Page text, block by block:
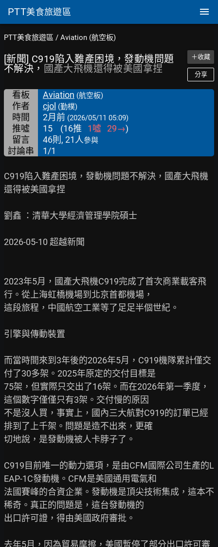
PTT美食旅遊區
PTT美食旅遊區 / Aviation (航空板)
[新聞] C919陷入難產困境，發動機問題
不解決， 國產大飛機還得被美國拿捏
＋收藏
分享
看板 Aviation (航空板)
作者 cjol (勤樸)
時間 2月前 (2026/05/11 05:09)
推噓 15 (16推 1噓 29→)
留言
46則, 21人參與
討論串 1/1
C919陷入難產困境，發動機問題不解決，國產大飛機
還得被美國拿捏
劉鑫 ：清華大學經濟管理學院碩士
2026-05-10 超越新聞
2023年5月，國產大飛機C919完成了首次商業載客飛
行。從上海虹橋機場到北京首都機場，
這段旅程，中國航空工業等了足足半個世紀。
引擎與傳動裝置
而當時間來到3年後的2026年5月，C919機隊累計僅交
付了30多架。2025年原定的交付目標是
75架，但實際只交出了16架。而在2026年第一季度，
這個數字僅僅只有3架。交付慢的原因
不是沒人買，事實上，國內三大航對C919的訂單已經
排到了上千架。問題是造不出來，更確
切地說，是發動機被人卡脖子了。
C919目前唯一的動力選項，是由CFM國際公司生產的L
EAP-1C發動機。CFM是美國通用電氣和
法國賽峰的合資企業。發動機是頂尖技術集成，這本不
稀奇。真正的問題是，這台發動機的
出口許可證，得由美國政府審批。
去年5月，因為貿易摩擦，美國暫停了部分出口許可審